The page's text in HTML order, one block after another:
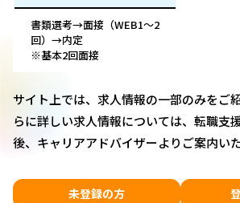
書類選考→面接（WEB1～2
回）→内定
※基本2回面接
サイト上では、求人情報の一部のみをご
らに詳しい求人情報については、転職支
後、キャリアアドバイザーよりご案内いた
未登録の方